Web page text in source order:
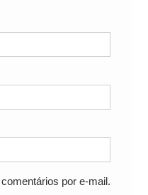
por e-mail.